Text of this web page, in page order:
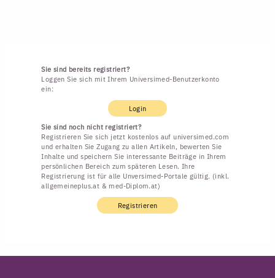
Sie sind bereits registriert?
Loggen Sie sich mit Ihrem Universimed-Benutzerkonto
ein:
Login
Sie sind noch nicht registriert?
Registrieren Sie sich jetzt kostenlos auf universimed.com
und erhalten Sie Zugang zu allen Artikeln, bewerten Sie
Inhalte und speichern Sie interessante Beiträge in Ihrem
persönlichen Bereich zum späteren Lesen. Ihre
Registrierung ist für alle Unversimed-Portale gültig. (inkl.
allgemeineplus.at & med-Diplom.at)
Registrieren